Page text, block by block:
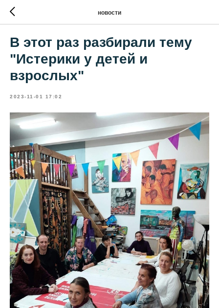
новости
В этот раз разбирали тему
"Истерики у детей и
взрослых"
2023-11-01 17:02